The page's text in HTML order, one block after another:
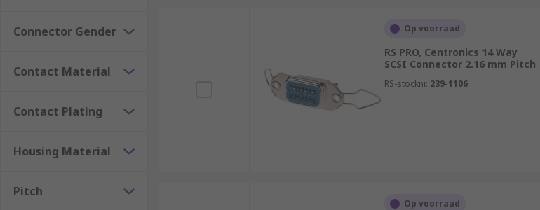
Connector Gender
Contact Material
Contact Plating
Housing Material
Pitch
Op voorraad
RS PRO, Centronics 14 Way
SCSI Connector 2.16 mm Pitch
RS-stocknr. 239-1106
Op voorraad